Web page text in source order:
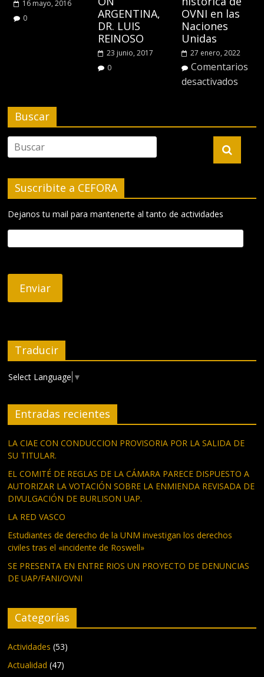
16 mayo, 2016
0
ARGENTINA,
DR. LUIS
REINOSO
23 junio, 2017
0
OVNI en las
Naciones
Unidas
27 enero, 2022
Comentarios
desactivados
Buscar
Suscribite a CEFORA
Dejanos tu mail para mantenerte al tanto de actividades
Traducir
Select Language ▼
Entradas recientes
LA CIAE CON CONDUCCION PROVISORIA POR LA SALIDA DE
SU TITULAR.
EL COMITÉ DE REGLAS DE LA CÁMARA PARECE DISPUESTO A
AUTORIZAR LA VOTACIÓN SOBRE LA ENMIENDA REVISADA DE
DIVULGACIÓN DE BURLISON UAP.
LA RED VASCO
Estudiantes de derecho de la UNM investigan los derechos
civiles tras el «incidente de Roswell»
SE PRESENTA EN ENTRE RIOS UN PROYECTO DE DENUNCIAS
DE UAP/FANI/OVNI
Categorías
Actividades (53)
Actualidad (47)